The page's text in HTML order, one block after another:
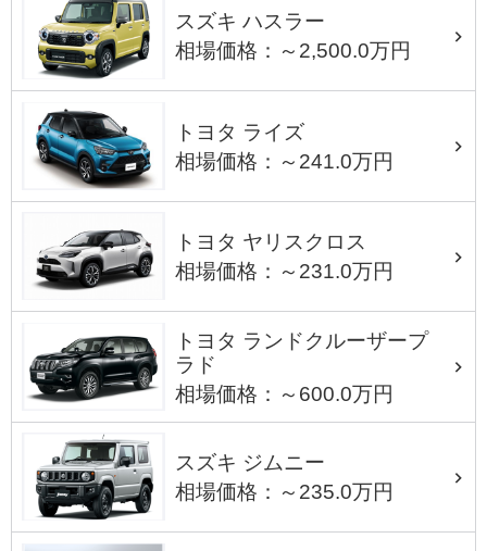
スズキ ハスラー
相場価格：～2,500.0万円
トヨタ ライズ
相場価格：～241.0万円
トヨタ ヤリスクロス
相場価格：～231.0万円
トヨタ ランドクルーザープ
ラド
相場価格：～600.0万円
スズキ ジムニー
相場価格：～235.0万円